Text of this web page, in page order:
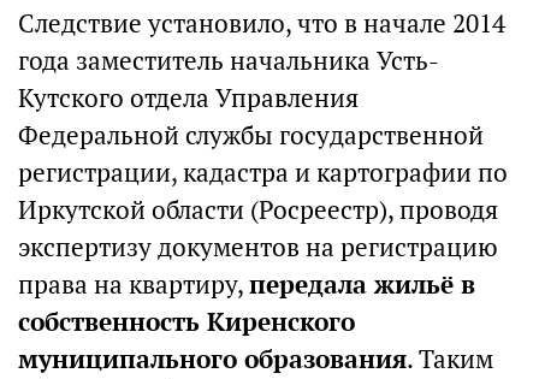
Следствие установило, что в начале 2014
года заместитель начальника Усть-
Кутского отдела Управления
Федеральной службы государственной
регистрации, кадастра и картографии по
Иркутской области (Росреестр), проводя
экспертизу документов на регистрацию
права на квартиру,передала жильё в
собственность Киренского
муниципального образования. Таким